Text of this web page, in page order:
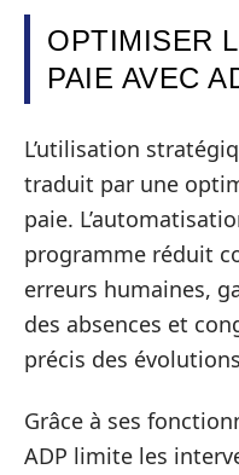
OPTIMISER
PAIE AVEC
L’utilisation
traduit par une
paie.
programme réduit
erreurs humaines,
des absences et
précis des
Grâce à ses
ADP limite les